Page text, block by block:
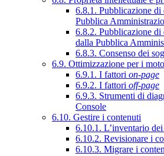
6.8.1. Pubblicazione
Pubblica
6.8.2. Pubblicazione
dalla Pubblica
6.8.3. Consenso dei
6.9. Ottimizzazione per i
6.9.1. I fattori on-page
6.9.2. I fattori off-page
6.9.3. Strumenti di
Console
6.10. Gestire i contenuti
6.10.1. L’inventario
6.10.2. Revisionare i
6.10.3. Migrare i